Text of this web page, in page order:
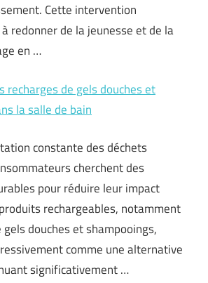
Cette intervention
redonner de la jeunesse et de la
en …
recharges de gels douches et
la salle de bain
constante des déchets
cherchent des
pour réduire leur impact
rechargeables, notamment
douches et shampooings,
comme une alternative
significativement …